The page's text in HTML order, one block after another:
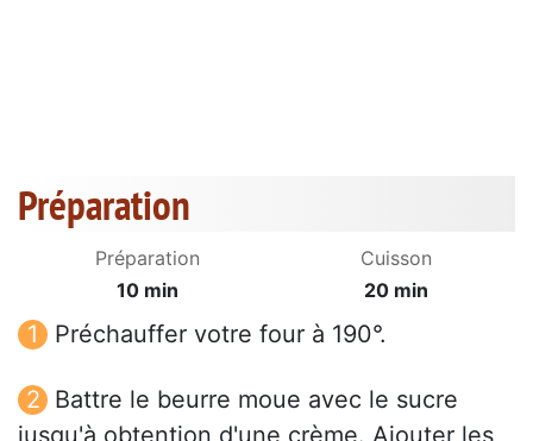
Préparation
Préparation
10 min
Cuisson
20 min
Préchauffer votre four à 190°.
Battre le beurre moue avec le sucre